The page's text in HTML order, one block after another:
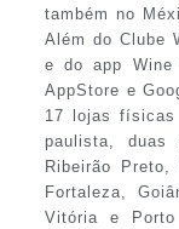
também no
Além do Clube
e do app Wine
AppStore e
17 lojas físicas
paulista,
Ribeirão
Fortaleza,
Vitória e